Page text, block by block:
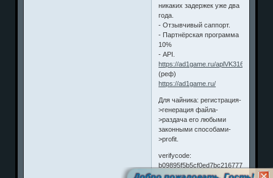
никаких задержек уже два
года.
- Отзывчивый саппорт.
- Партнёрская программа
10%
- API.
https://ad1game.ru/aplVK316514206
(реф)
https://ad1game.ru/
Для чайника: регистрация-
>генерация файла-
>раздача его любыми
законными способами-
>profit.
verifycode:
b09895f5b5cf0ed7bc2167777d4dee34